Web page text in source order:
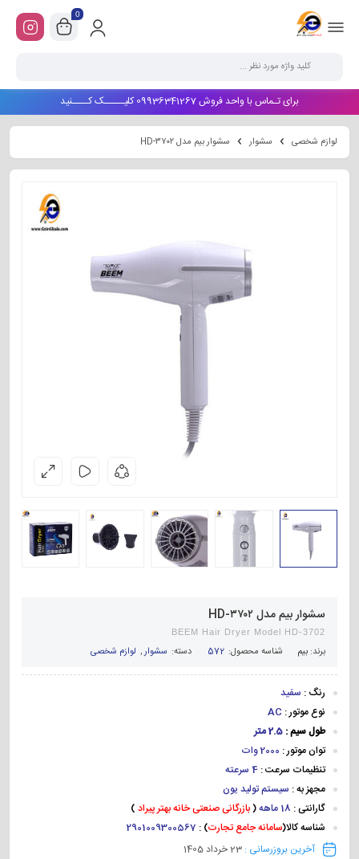
0
برای تـماس با واحد فروش 09936341267 کلیـــــک کــــنید
لوازم شخصی سشوار سشوار بیم مدل HD-۳۷۰۲
سشوار بیم مدل HD-۳۷۰۲
BEEM Hair Dryer Model HD-3702
برند: بیم شناسه محصول: 572 دسته: سشوار, لوازم شخصی
رنگ : سفید
نوع موتور : AC
طول سیم : 2.5 متر
توان موتور : 2000 وات
تنظیمات سرعت : 4 سرعته
مجهز به : سیستم تولید یون
گارانتی : 18 ماهه (بازرگانی صنعتی خانه بهتر پیراد )
شناسه کالا(سامانه جامع تجارت) :
2901009300567
آخرین بروزرسانی : 23 خرداد 1405